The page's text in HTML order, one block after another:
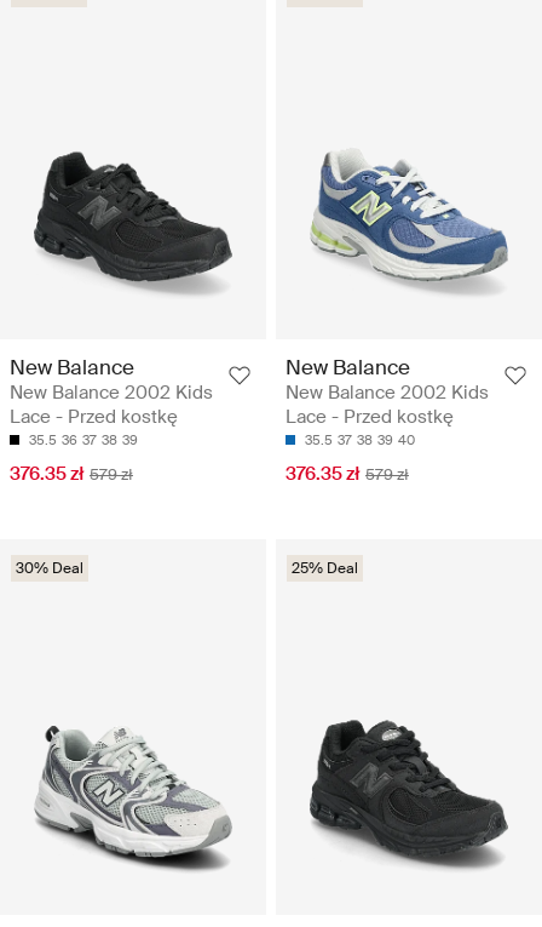
New Balance
New Balance 2002 Kids
Lace - Przed kostkę
35.5 36 37 38 39
376.35 zł 579 zł
New Balance
New Balance 2002 Kids
Lace - Przed kostkę
35.5 37 38 39 40
376.35 zł 579 zł
30% Deal 25% Deal